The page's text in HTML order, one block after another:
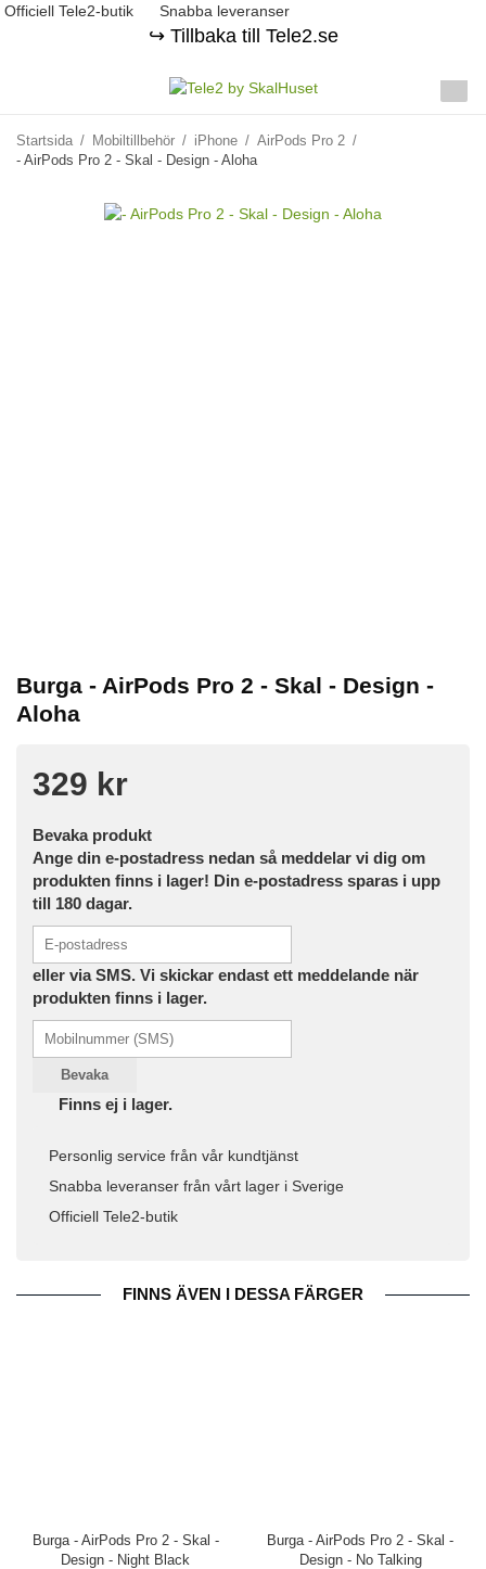
Officiell Tele2-butik Snabba leveranser
↪️ Tillbaka till Tele2.se
Startsida / Mobiltillbehör / iPhone / AirPods Pro 2 /
- AirPods Pro 2 - Skal - Design - Aloha
Burga - AirPods Pro 2 - Skal - Design -
Aloha
329 kr
Bevaka produkt
Ange din e-postadress nedan så meddelar vi dig om
produkten finns i lager! Din e-postadress sparas i upp
till 180 dagar.
eller via SMS. Vi skickar endast ett meddelande när
produkten finns i lager.
Bevaka
Finns ej i lager.
Personlig service från vår kundtjänst
Snabba leveranser från vårt lager i Sverige
Officiell Tele2-butik
FINNS ÄVEN I DESSA FÄRGER
Burga - AirPods Pro 2 - Skal -
Design - Night Black
Burga - AirPods Pro 2 - Skal -
Design - No Talking